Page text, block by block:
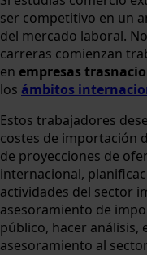
ser competitivo en un
del mercado laboral.
carreras comienzan
en empresas
los ámbitos
Estos trabajadores
costes de importación
de proyecciones de
internacional,
actividades del sector
asesoramiento de
público, hacer análisis,
asesoramiento al